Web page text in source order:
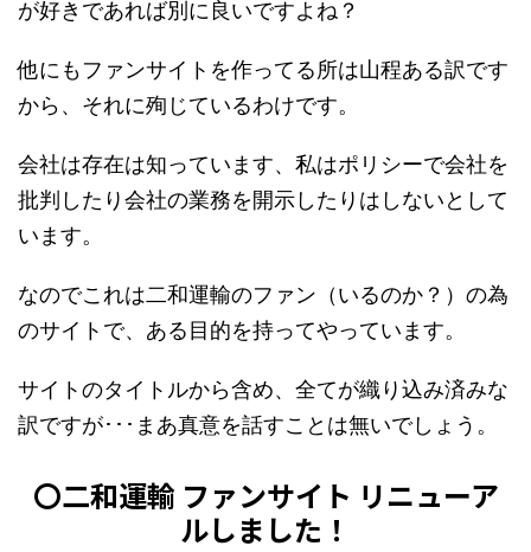
が好きであれば別に良いですよね？
他にもファンサイトを作ってる所は山程ある訳です
から、それに殉じているわけです。
会社は存在は知っています、私はポリシーで会社を
批判したり会社の業務を開示したりはしないとして
います。
なのでこれは二和運輸のファン（いるのか？）の為
のサイトで、ある目的を持ってやっています。
サイトのタイトルから含め、全てが織り込み済みな
訳ですが･･･まあ真意を話すことは無いでしょう。
〇二和運輸 ファンサイト リニューア
ルしました！